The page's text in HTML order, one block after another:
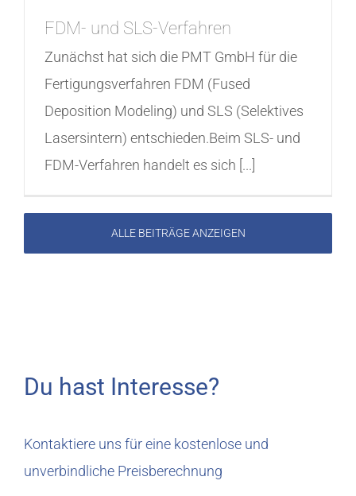
FDM- und SLS-Verfahren
Zunächst hat sich die PMT GmbH für die
Fertigungsverfahren FDM (Fused
Deposition Modeling) und SLS (Selektives
Lasersintern) entschieden.Beim SLS- und
FDM-Verfahren handelt es sich [...]
ALLE BEITRÄGE ANZEIGEN
Du hast Interesse?
Kontaktiere uns für eine kostenlose und
unverbindliche Preisberechnung